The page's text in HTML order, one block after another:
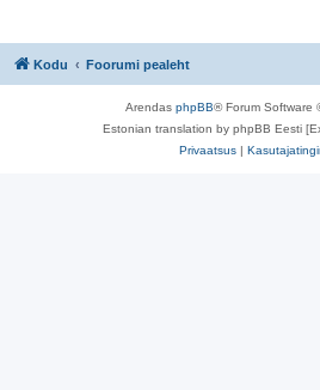
Kodu Foorumi pealeht
Arendas phpBB® Forum Software
Estonian translation by phpBB Eesti
Privaatsus |